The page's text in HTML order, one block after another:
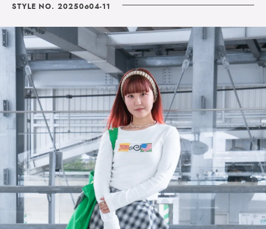
STYLE NO. 20250604-11